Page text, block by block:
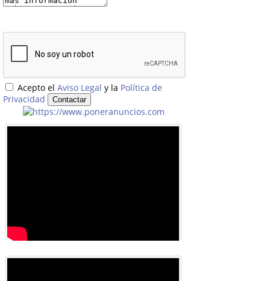
Acepto el Aviso Legal y la Política de
Privacidad